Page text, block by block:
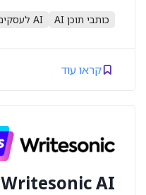
כותבי תוכן AI AI לעסקים
קראו עוד
Writesonic AI